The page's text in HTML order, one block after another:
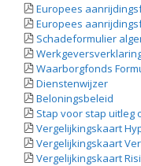
Europees
Europees
Schadeformulier
Waarborgfonds
Dienstenwijzer
Beloningsbeleid
Stap voor stap uitleg
Vergelijkingskaart
Vergelijkingskaart
Vergelijkingskaart